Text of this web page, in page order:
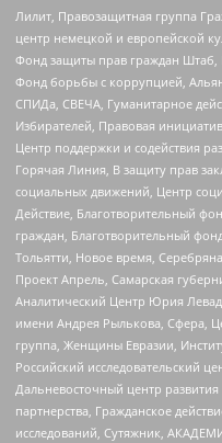
Лилит, Правозащитная группа
центр немецкой и европейской
Фонд защиты прав граждан Штаб,
Фонд борьбы с коррупцией,
СПИДа, СВЕЧА, Гуманитарное
Избирателей, Правовая
Центр поддержки и содействия
Горячая Линия, В защиту прав
социальных движений, Центр
Действие, Благотворительный
граждан, Благотворительный
Тольятти, Новое время,
Проект Апрель, Самарская
Аналитический Центр Юрия
имени Андрея Рылькова, Сфера,
группа, Женщины Евразии,
Российский исследовательский
Дальневосточный центр
партнерства, Гражданское
исследований, Сутяжник,